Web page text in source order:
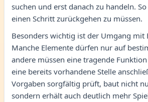
suchen und erst danach zu handeln.
einen Schritt zurückgehen zu müssen.
Besonders wichtig ist der Umgang mit
Manche Elemente dürfen nur auf
andere müssen eine tragende
eine bereits vorhandene Stelle
Vorgaben sorgfältig prüft, baut nicht
sondern erhält auch deutlich mehr